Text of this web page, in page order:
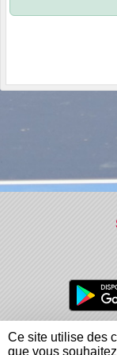
Charte
Informations
Ce site utilise des
que vous